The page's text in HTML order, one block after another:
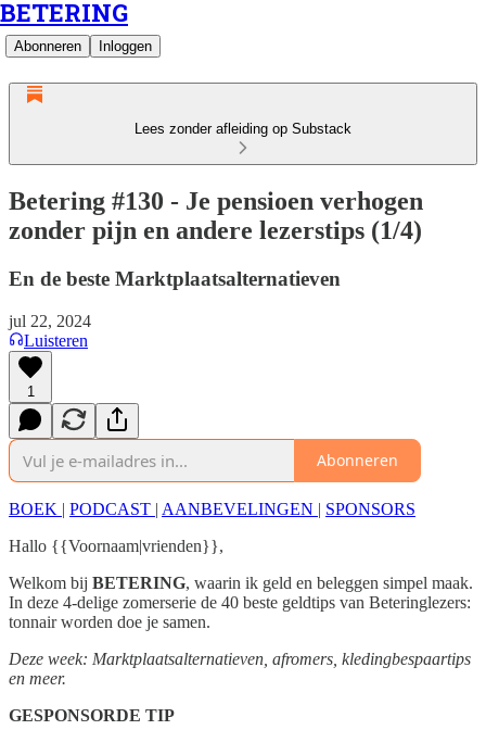
BETERING
Abonneren Inloggen
Lees zonder afleiding op Substack
Betering #130 - Je pensioen verhogen
zonder pijn en andere lezerstips (1/4)
En de beste Marktplaatsalternatieven
jul 22, 2024
Luisteren
1
Abonneren
BOEK | PODCAST | AANBEVELINGEN | SPONSORS
Hallo {{Voornaam|vrienden}},
Welkom bij BETERING, waarin ik geld en beleggen simpel maak.
In deze 4-delige zomerserie de 40 beste geldtips van Beteringlezers:
tonnair worden doe je samen.
Deze week: Marktplaatsalternatieven, afromers, kledingbespaartips
en meer.
GESPONSORDE TIP